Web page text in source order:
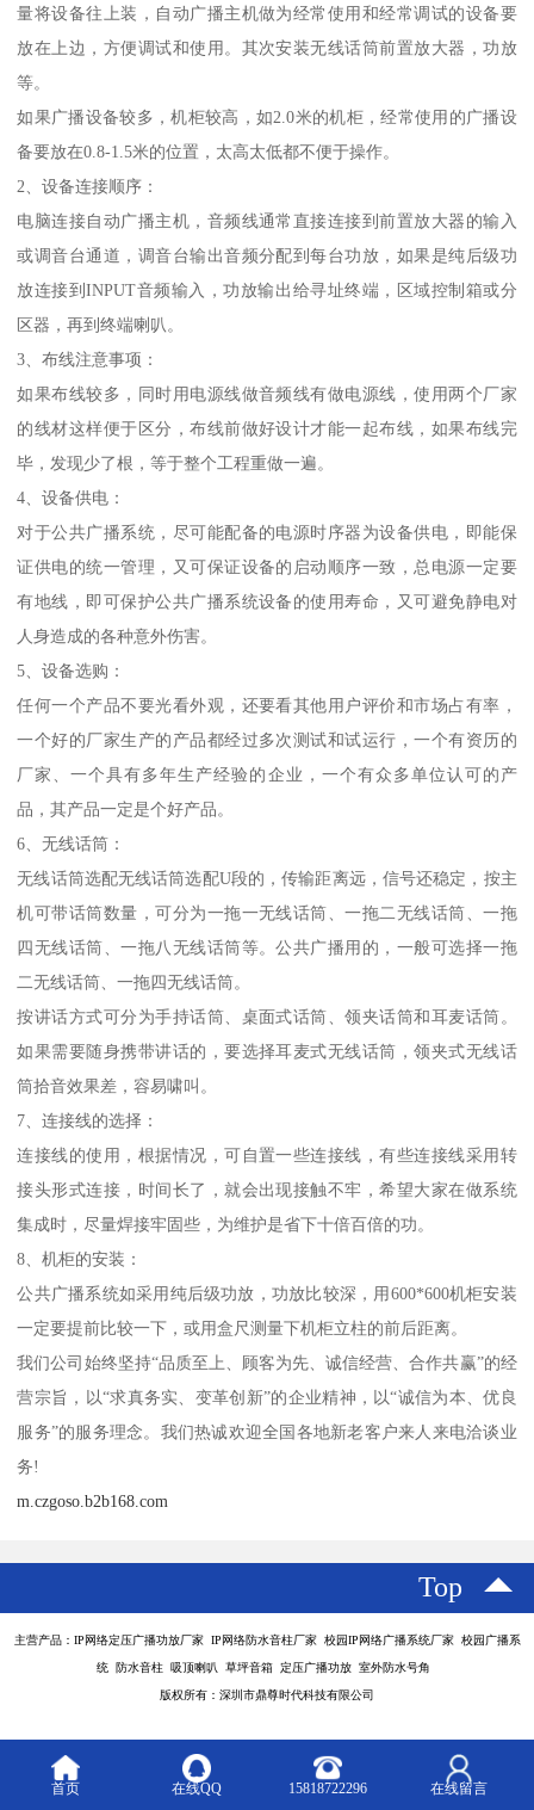
量将设备往上装，自动广播主机做为经常使用和经常调试的设备要
放在上边，方便调试和使用。其次安装无线话筒前置放大器，功放
等。
如果广播设备较多，机柜较高，如2.0米的机柜，经常使用的广播设
备要放在0.8-1.5米的位置，太高太低都不便于操作。
2、设备连接顺序：
电脑连接自动广播主机，音频线通常直接连接到前置放大器的输入
或调音台通道，调音台输出音频分配到每台功放，如果是纯后级功
放连接到INPUT音频输入，功放输出给寻址终端，区域控制箱或分
区器，再到终端喇叭。
3、布线注意事项：
如果布线较多，同时用电源线做音频线有做电源线，使用两个厂家
的线材这样便于区分，布线前做好设计才能一起布线，如果布线完
毕，发现少了根，等于整个工程重做一遍。
4、设备供电：
对于公共广播系统，尽可能配备的电源时序器为设备供电，即能保
证供电的统一管理，又可保证设备的启动顺序一致，总电源一定要
有地线，即可保护公共广播系统设备的使用寿命，又可避免静电对
人身造成的各种意外伤害。
5、设备选购：
任何一个产品不要光看外观，还要看其他用户评价和市场占有率，
一个好的厂家生产的产品都经过多次测试和试运行，一个有资历的
厂家、一个具有多年生产经验的企业，一个有众多单位认可的产
品，其产品一定是个好产品。
6、无线话筒：
无线话筒选配无线话筒选配U段的，传输距离远，信号还稳定，按主
机可带话筒数量，可分为一拖一无线话筒、一拖二无线话筒、一拖
四无线话筒、一拖八无线话筒等。公共广播用的，一般可选择一拖
二无线话筒、一拖四无线话筒。
按讲话方式可分为手持话筒、桌面式话筒、领夹话筒和耳麦话筒。
如果需要随身携带讲话的，要选择耳麦式无线话筒，领夹式无线话
筒拾音效果差，容易啸叫。
7、连接线的选择：
连接线的使用，根据情况，可自置一些连接线，有些连接线采用转
接头形式连接，时间长了，就会出现接触不牢，希望大家在做系统
集成时，尽量焊接牢固些，为维护是省下十倍百倍的功。
8、机柜的安装：
公共广播系统如采用纯后级功放，功放比较深，用600*600机柜安装
一定要提前比较一下，或用盒尺测量下机柜立柱的前后距离。
我们公司始终坚持“品质至上、顾客为先、诚信经营、合作共赢”的经
营宗旨，以“求真务实、变革创新”的企业精神，以“诚信为本、优良
服务”的服务理念。我们热诚欢迎全国各地新老客户来人来电洽谈业
务!
m.czgoso.b2b168.com
Top
主营产品：IP网络定压广播功放厂家 IP网络防水音柱厂家 校园IP网络广播系统厂家 校园广播系
统 防水音柱 吸顶喇叭 草坪音箱 定压广播功放 室外防水号角
版权所有：深圳市鼎尊时代科技有限公司
首页 在线QQ 15818722296 在线留言